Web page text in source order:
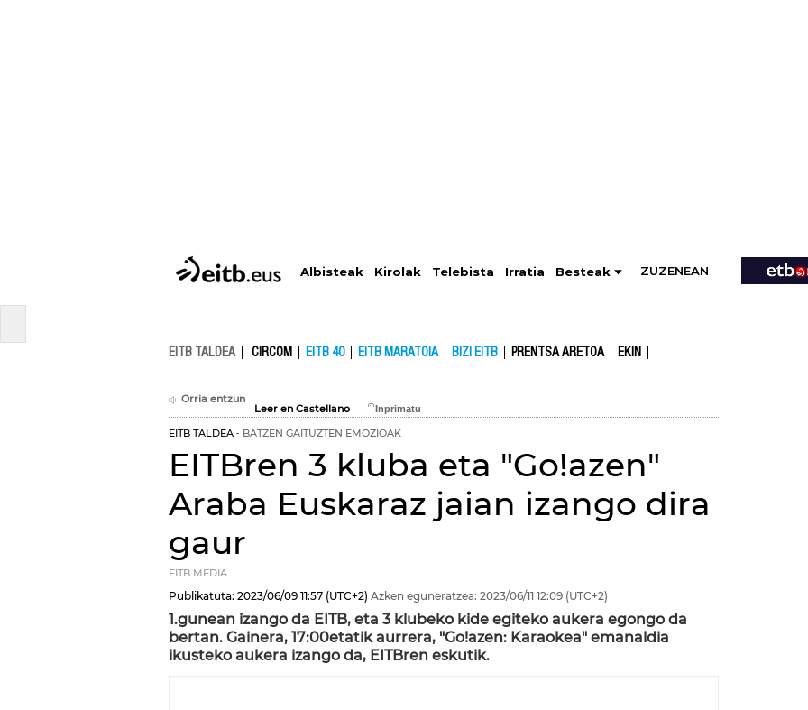
Albisteak Kirolak Telebista Irratia Besteak ZUZENEAN
EITB TALDEA CIRCOM EITB 40 EITB MARATOIA BIZI EITB PRENTSA ARETOA EKIN
Orria entzun
Leer en Castellano
EITB TALDEA BATZEN GAITUZTEN EMOZIOAK
EITBren 3 kluba eta "Go!azen"
Araba Euskaraz jaian izango dira
gaur
EITB MEDIA
Publikatuta: 2023/06/09 11:57 (UTC+2) Azken eguneratzea: 2023/06/11 12:09 (UTC+2)
1.gunean izango da EITB, eta 3 klubeko kide egiteko aukera egongo da
bertan. Gainera, 17:00etatik aurrera, "Go!azen: Karaokea" emanaldia
ikusteko aukera izango da, EITBren eskutik.